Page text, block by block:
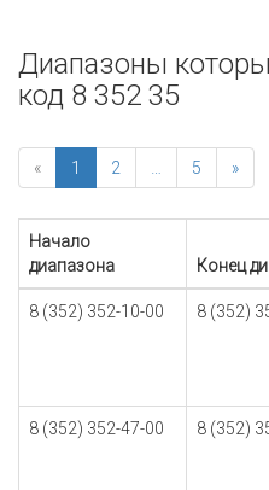
Диапазоны
код 8 352 35
« 1 2 5 »
Начало
диапазона
Конец
8 (352) 352-10-00 8 (352)
8 (352) 352-47-00 8 (352)